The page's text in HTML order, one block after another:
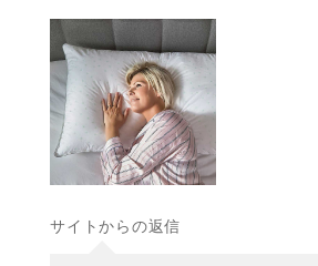
サイトからの返信